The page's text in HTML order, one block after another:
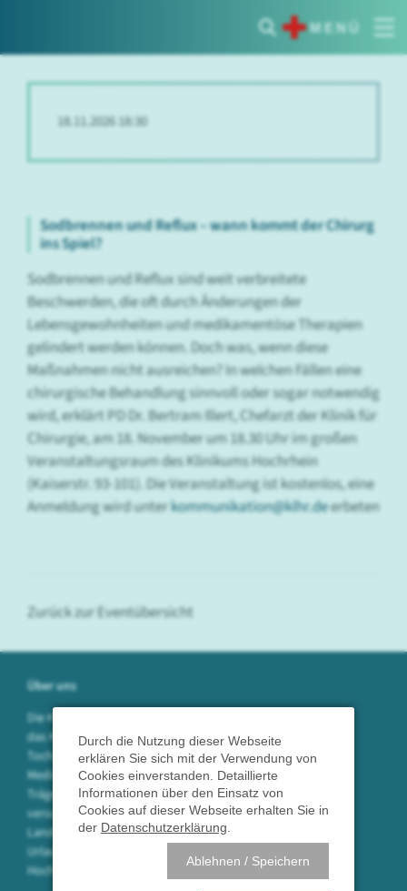
MENÜ
18.11.2026 18:30
Sodbrennen und Reflux – wann kommt der Chirurg
ins Spiel?
Sodbrennen und Reflux sind weit verbreitete
Beschwerden, die oft durch Änderungen der
Lebensgewohnheiten und medikamentöse Therapien
gelindert werden können. Doch was, wenn diese
Maßnahmen nicht ausreichen? In welchen Fällen eine
chirurgische Behandlung sinnvoll oder sogar notwendig
wird, erklärt PD Dr. Bertram Illert, Chefarzt der Klinik für
Chirurgie, am 18. November um 18.30 Uhr im großen
Veranstaltungsraum des Klinikums Hochrhein
(Kaiserstr. 93-101). Die Veranstaltung ist kostenlos, eine
Anmeldung wird unterkommunikation@klhr.deerbeten
Zurück zur Eventübersicht
Über uns
Die Klinikum Hochrhein GmbH betreibt
das Krankenhaus in Waldshut sowie die
Tochtergesellschaften SpitalServe und
Medizin am Hochrhein in öffentlicher
Trägerschaft. Mit 750 Mitarbeitern
versorgen wir die Bevölkerung des
Landkreises Waldshut in der
Urlaubsregion
Hochrhein/Südschwarzwald.
Durch die Nutzung dieser Webseite
erklären Sie sich mit der Verwendung von
Cookies einverstanden. Detaillierte
Informationen über den Einsatz von
Cookies auf dieser Webseite erhalten Sie in
der Datenschutzerklärung
Ablehnen / Speichern